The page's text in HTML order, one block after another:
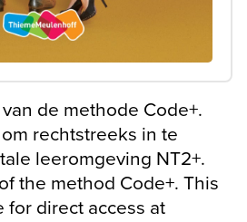
de methode Code+.
rechtstreeks in te
leeromgeving NT2+.
the method Code+. This
for direct access at